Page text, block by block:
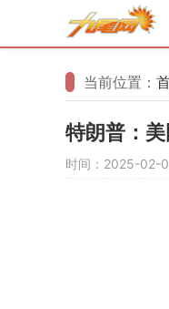
当前位置：
特朗普：
时间：2025-02-